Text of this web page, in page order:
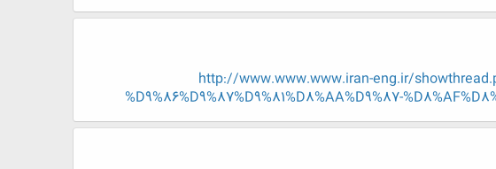
http://www.www.www.iran-eng.ir/
%D9%86%D9%87%D9%81%D8%AA%D9%87-